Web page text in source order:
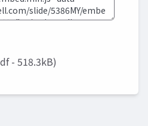
- 518.3kB)